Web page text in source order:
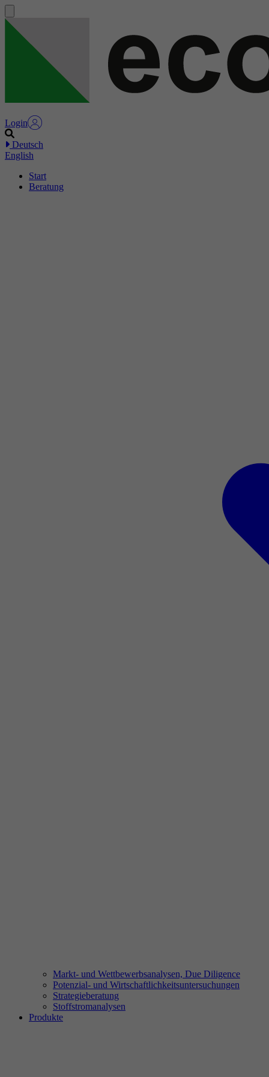
Login
Deutsch
English
Start
Beratung
Markt- und Wettbewerbsanalysen, Due Diligence
Potenzial- und Wirtschaftlichkeitsuntersuchungen
Strategieberatung
Stoffstromanalysen
Produkte